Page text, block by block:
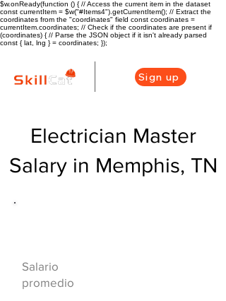
$w.onReady(function () { // Access the current item in the dataset
const currentItem = $w("#Items4").getCurrentItem(); // Extract the
coordinates from the "coordinates" field const coordinates =
currentItem.coordinates; // Check if the coordinates are present if
(coordinates) { // Parse the JSON object if it isn't already parsed
const { lat, lng } = coordinates; });
Sign up
Electrician Master
Salary in Memphis, TN
Salario
promedio